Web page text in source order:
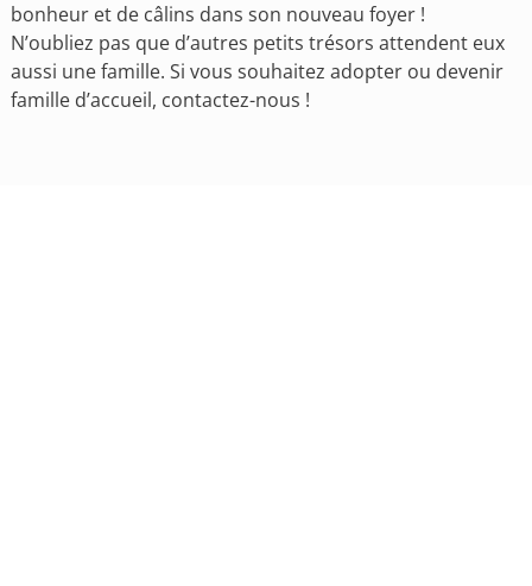
bonheur et de câlins dans son nouveau foyer !
N’oubliez pas que d’autres petits trésors attendent eux
aussi une famille. Si vous souhaitez adopter ou devenir
famille d’accueil, contactez-nous !